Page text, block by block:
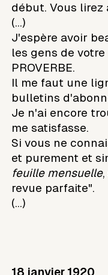
début. Vous
(...)
J'espère avoir
les gens de
PROVERBE.
Il me faut une
bulletins
Je n'ai encore
me satisfasse.
Si vous ne
et purement et
feuille mensuelle
revue parfaite".
(...)
18 janvier 1920